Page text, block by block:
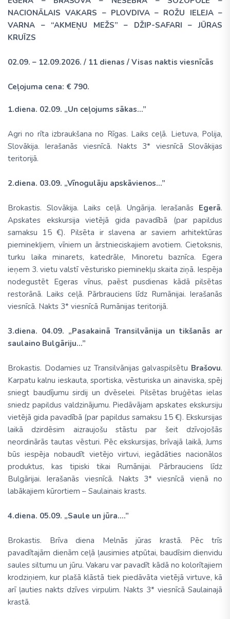
NACIONĀLAIS VAKARS – PLOVDIVA – ROŽU IELEJA –
VARNA – “AKMEŅU MEŽS” – DŽIP-SAFARI – JŪRAS
KRUĪZS
02.09. – 12.09.2026. / 11 dienas / Visas naktis viesnīcās
Ceļojuma cena: € 790.
1.diena. 02.09. „Un ceļojums sākas...”
Agri no rīta izbraukšana no Rīgas. Laiks ceļā. Lietuva, Polija,
Slovākija. Ierašanās viesnīcā. Nakts 3* viesnīcā Slovākijas
teritorijā.
2.diena. 03.09. „Vīnogulāju apskāvienos...”
Brokastis. Slovākija. Laiks ceļā. Ungārija. Ierašanās Egerā.
Apskates ekskursija vietējā gida pavadībā (par papildus
samaksu 15 €). Pilsēta ir slavena ar saviem arhitektūras
pieminekļiem, vīniem un ārstnieciskajiem avotiem. Cietoksnis,
turku laika minarets, katedrāle, Minoretu baznīca. Egera
ieņem 3. vietu valstī vēsturisko pieminekļu skaita ziņā. Iespēja
nodegustēt Egeras vīnus, paēst pusdienas kādā pilsētas
restorānā. Laiks ceļā. Pārbrauciens līdz Rumānijai. Ierašanās
viesnīcā. Nakts 3* viesnīcā Rumānijas teritorijā.
3.diena. 04.09. „Pasakainā Transilvānija un tikšanās ar
saulaino Bulgāriju...”
Brokastis. Dodamies uz Transilvānijas galvaspilsētu Brašovu.
Karpatu kalnu ieskauta, sportiska, vēsturiska un ainaviska, spēj
sniegt baudījumu sirdij un dvēselei. Pilsētas bruģētas ielas
sniedz papildus valdzinājumu. Piedāvājam apskates ekskursiju
vietējā gida pavadībā (par papildus samaksu 15 €). Ekskursijas
laikā dzirdēsim aizraujošu stāstu par šeit dzīvojošās
neordinārās tautas vēsturi. Pēc ekskursijas, brīvajā laikā, Jums
būs iespēja nobaudīt vietējo virtuvi, iegādāties nacionālos
produktus, kas tipiski tikai Rumānijai. Pārbrauciens līdz
Bulgārijai. Ierašanās viesnīcā. Nakts 3* viesnīcā vienā no
labākajiem kūrortiem – Saulainais krasts.
4.diena. 05.09. „Saule un jūra....”
Brokastis. Brīva diena Melnās jūras krastā. Pēc trīs
pavadītajām dienām ceļā ļausimies atpūtai, baudīsim dienvidu
saules siltumu un jūru. Vakaru var pavadīt kādā no kolorītajiem
krodziņiem, kur plašā klāstā tiek piedāvāta vietējā virtuve, kā
arī ļauties nakts dzīves virpulim. Nakts 3* viesnīcā Saulainajā
krastā.